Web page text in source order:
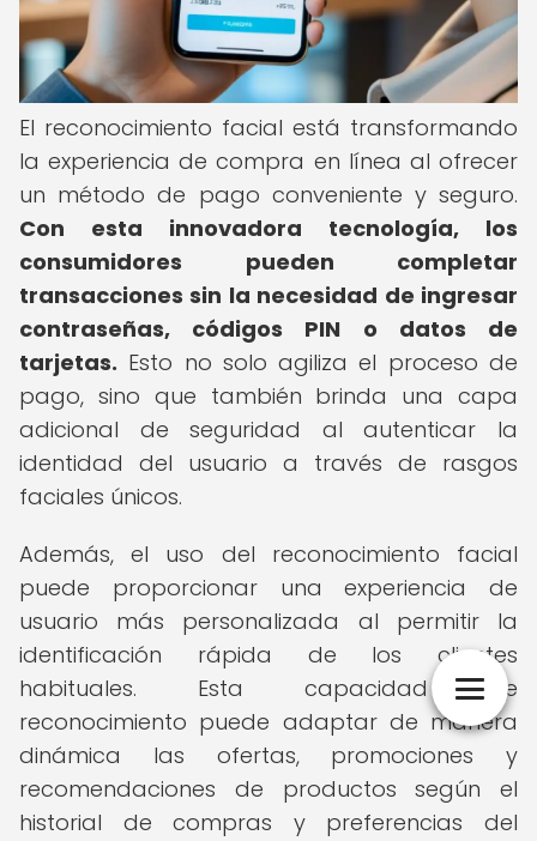
El reconocimiento facial está transformando
la experiencia de compra en línea al ofrecer
un método de pago conveniente y seguro.
Con esta innovadora tecnología, los
consumidores pueden completar
transacciones sin la necesidad de ingresar
contraseñas, códigos PIN o datos de
tarjetas. Esto no solo agiliza el proceso de
pago, sino que también brinda una capa
adicional de seguridad al autenticar la
identidad del usuario a través de rasgos
faciales únicos.
Además, el uso del reconocimiento facial
puede proporcionar una experiencia de
usuario más personalizada al permitir la
identificación rápida de los clientes
habituales. Esta capacidad de
reconocimiento puede adaptar de manera
dinámica las ofertas, promociones y
recomendaciones de productos según el
historial de compras y preferencias del